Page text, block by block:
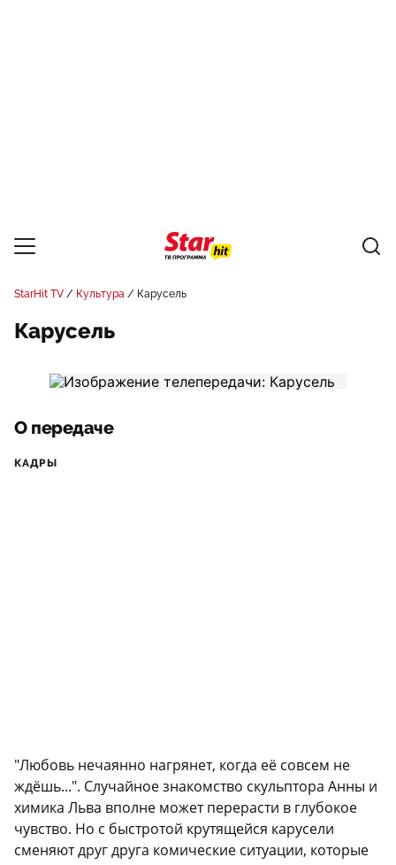
StarHit TV Культура Карусель
Карусель
О передаче
КАДРЫ
"Любовь нечаянно нагрянет, когда её совсем не
ждёшь...". Случайное знакомство скульптора Анны и
химика Льва вполне может перерасти в глубокое
чувство. Но с быстротой крутящейся карусели
сменяют друг друга комические ситуации, которые